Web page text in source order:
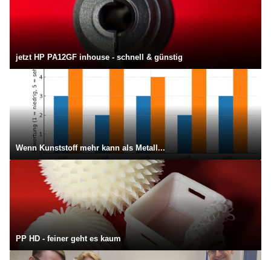
jetzt HP PA12GF inhouse - schnell & günstig
Wenn Kunststoff mehr kann als Metall...
PP HD - feiner geht es kaum